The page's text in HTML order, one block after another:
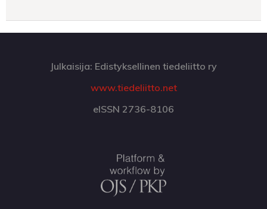
Julkaisija: Edistyksellinen tiedeliitto ry
www.tiedeliitto.net
eISSN 2736-8106